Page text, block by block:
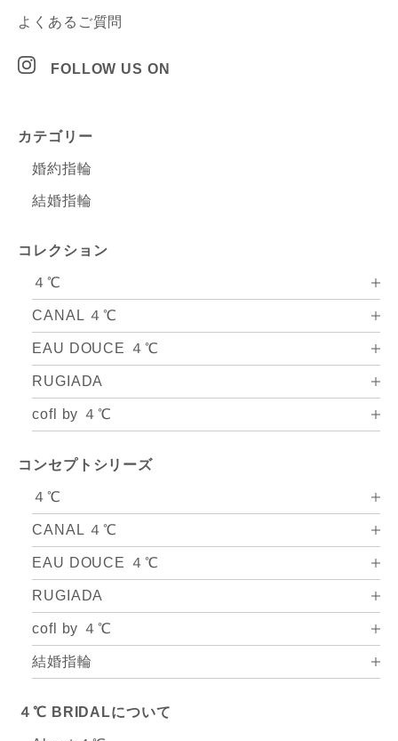
よくあるご質問
FOLLOW US ON
カテゴリー
婚約指輪
結婚指輪
コレクション
４℃
CANAL ４℃
EAU DOUCE ４℃
RUGIADA
cofl by ４℃
コンセプトシリーズ
４℃
CANAL ４℃
EAU DOUCE ４℃
RUGIADA
cofl by ４℃
結婚指輪
４℃ BRIDALについて